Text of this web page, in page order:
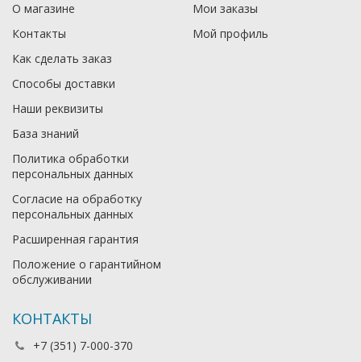
О магазине
Контакты
Как сделать заказ
Способы доставки
Наши реквизиты
База знаний
Политика обработки
персональных данных
Согласие на обработку
персональных данных
Расширенная гарантия
Положение о гарантийном
обслуживании
Мои заказы
Мой профиль
КОНТАКТЫ
+7 (351) 7-000-370